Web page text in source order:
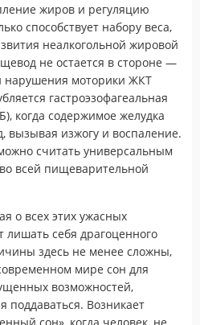
жиров и регуляцию
способствует набору веса,
неалкогольной жировой
не остается в стороне —
нарушения моторики ЖКТ
гастроэзофагеальная
когда содержимое желудка
вызывая изжогу и воспаление.
считать универсальным
всей пищеварительной
о всех этих ужасных
лишать себя драгоценного
здесь не менее сложны,
мире сон для
возможностей,
поддаваться. Возникает